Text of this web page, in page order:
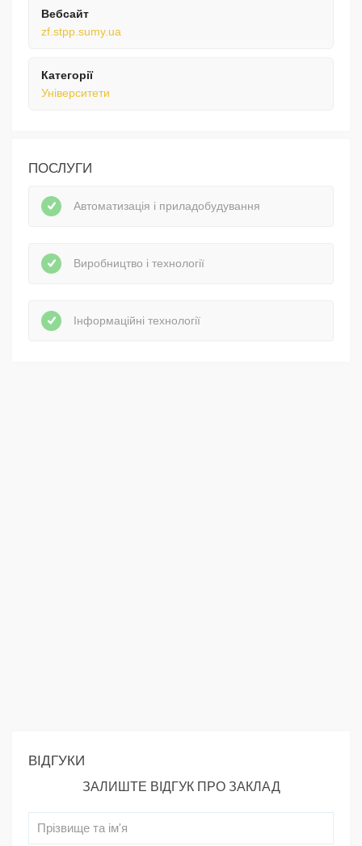
Вебсайт
zf.stpp.sumy.ua
Категорії
Університети
ПОСЛУГИ
Автоматизація і приладобудування
Виробництво і технології
Інформаційні технології
ВІДГУКИ
ЗАЛИШТЕ ВІДГУК ПРО ЗАКЛАД